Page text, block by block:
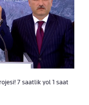
7 saatlik yol 1 saat